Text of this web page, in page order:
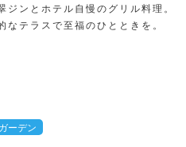
ジンとホテル自慢のグリル料理。
なテラスで至福のひとときを。
ーデン